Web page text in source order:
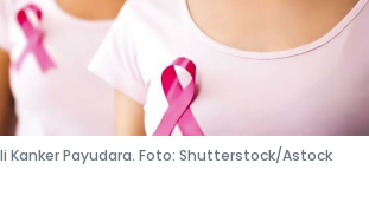
Kanker Payudara. Foto: Shutterstock/Astock